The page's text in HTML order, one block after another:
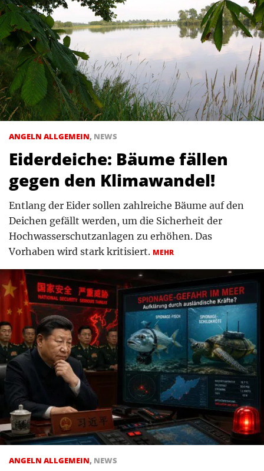
ANGELN ALLGEMEIN, NEWS
Eiderdeiche: Bäume fällen
gegen den Klimawandel!
Entlang der Eider sollen zahlreiche Bäume auf den
Deichen gefällt werden, um die Sicherheit der
Hochwasserschutzanlagen zu erhöhen. Das
Vorhaben wird stark kritisiert. MEHR
ANGELN ALLGEMEIN, NEWS